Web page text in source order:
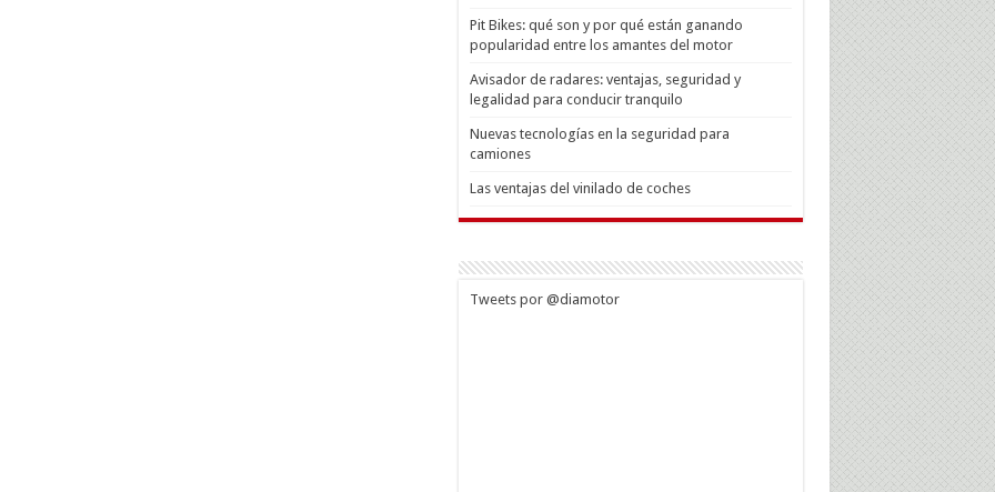
Pit Bikes: qué son y por qué están ganando
popularidad entre los amantes del motor
Avisador de radares: ventajas, seguridad y
legalidad para conducir tranquilo
Nuevas tecnologías en la seguridad para
camiones
Las ventajas del vinilado de coches
Tweets por @diamotor